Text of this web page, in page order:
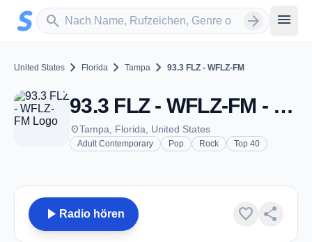
Zum Hauptinhalt springen
search
Sender suchen arrow_forward menu
United States chevron_right Florida chevron_right Tampa chevron_right 93.3 FLZ - WFLZ-FM
93.3 FLZ - WFLZ-FM - FM 93.3 - Tampa, FL
placeTampa, Florida, United States
Adult Contemporary Pop Rock Top 40
play_arrow Radio hören favorite share